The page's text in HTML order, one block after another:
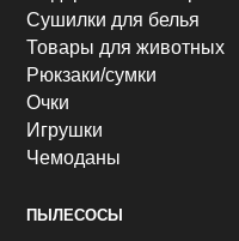
Сушилки для белья
Товары для животных
Рюкзаки/сумки
Очки
Игрушки
Чемоданы
ПЫЛЕСОСЫ